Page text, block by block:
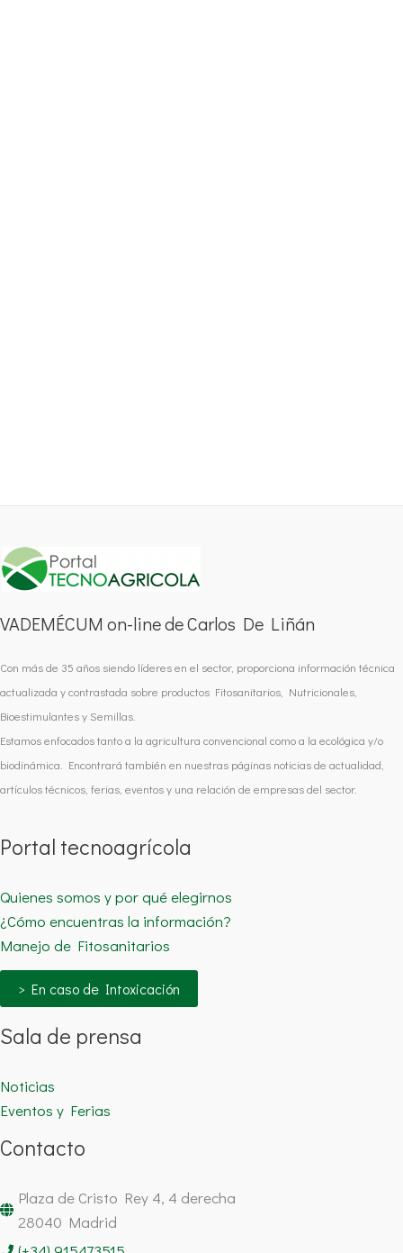
VADEMÉCUM on-line de Carlos De Liñán
Con más de 35 años siendo líderes en el sector, proporciona información técnica
actualizada y contrastada sobre productos Fitosanitarios, Nutricionales,
Bioestimulantes y Semillas.
Estamos enfocados tanto a la agricultura convencional como a la ecológica y/o
biodinámica. Encontrará también en nuestras páginas noticias de actualidad,
artículos técnicos, ferias, eventos y una relación de empresas del sector.
Portal tecnoagrícola
Quienes somos y por qué elegirnos
¿Cómo encuentras la información?
Manejo de Fitosanitarios
> En caso de Intoxicación
Sala de prensa
Noticias
Eventos y Ferias
Contacto
Plaza de Cristo Rey 4, 4 derecha
28040 Madrid